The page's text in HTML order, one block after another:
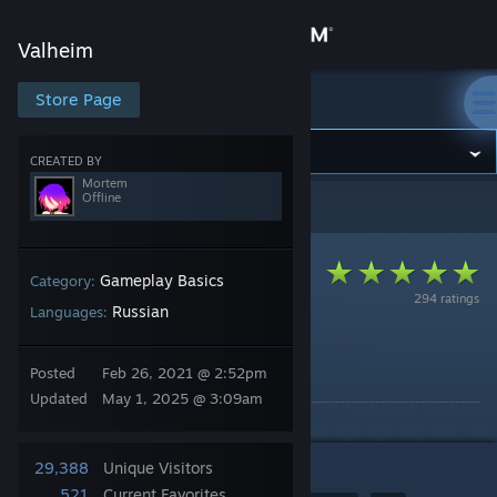
Store
Community
About
Support
Change language
Valheim
Store Page
CREATED BY
Mortem
Offline
Category: Gameplay Basics
Languages: Russian
Posted
Updated
Feb 26, 2021 @ 2:52pm
May 1, 2025 @ 3:09am
29,388
Unique Visitors
Valheim
Valheim >Guides
294 ratings
Приручение животных
By Mortem
15